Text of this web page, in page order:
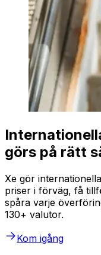
görs på rätt
Xe gör
priser i förväg, få
spåra varje
130+ valutor.
Kom igång